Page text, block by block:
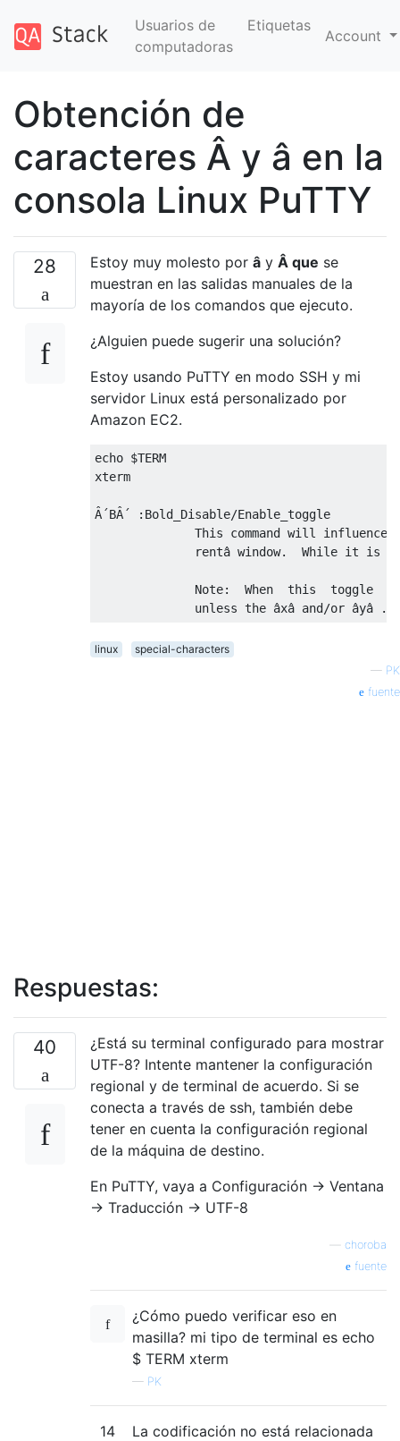
Usuarios de
computadoras
Etiquetas
Account
Obtención de
caracteres Â y â en la
consola Linux PuTTY
28 Estoy muy molesto por â y Â que se
muestran en las salidas manuales de la
mayoría de los comandos que ejecuto.
¿Alguien puede sugerir una solución?
Estoy usando PuTTY en modo SSH y mi
servidor Linux está personalizado por
Amazon EC2.
echo $TERM
xterm
Â´BÂ´ :Bold_Disable/Enable_toggle
This command will influence
rentâ window.  While it is
Note:  When  this  toggle
linux
special-characters
— PK
fuente
Respuestas:
40
¿Está su terminal configurado para mostrar
UTF-8? Intente mantener la configuración
regional y de terminal de acuerdo. Si se
conecta a través de ssh, también debe
tener en cuenta la configuración regional
de la máquina de destino.
En PuTTY, vaya a Configuración -> Ventana
-> Traducción -> UTF-8
choroba
fuente
¿Cómo puedo verificar eso en
masilla? mi tipo de terminal es echo
$ TERM xterm
— PK
14
La codificación no está relacionada